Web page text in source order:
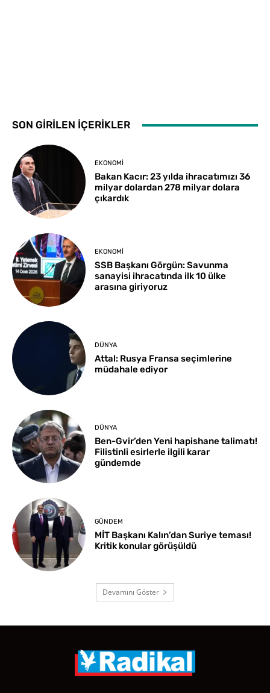
SON GİRİLEN İÇERİKLER
EKONOMI
Bakan Kacır: 23 yılda ihracatımızı 36
milyar dolardan 278 milyar dolara
çıkardık
EKONOMI
SSB Başkanı Görgün: Savunma
sanayisi ihracatında ilk 10 ülke
arasına giriyoruz
DÜNYA
Attal: Rusya Fransa seçimlerine
müdahale ediyor
DÜNYA
Ben-Gvir’den Yeni hapishane talimatı!
Filistinli esirlerle ilgili karar
gündemde
GÜNDEM
MİT Başkanı Kalın’dan Suriye teması!
Kritik konular görüşüldü
Devamını Göster